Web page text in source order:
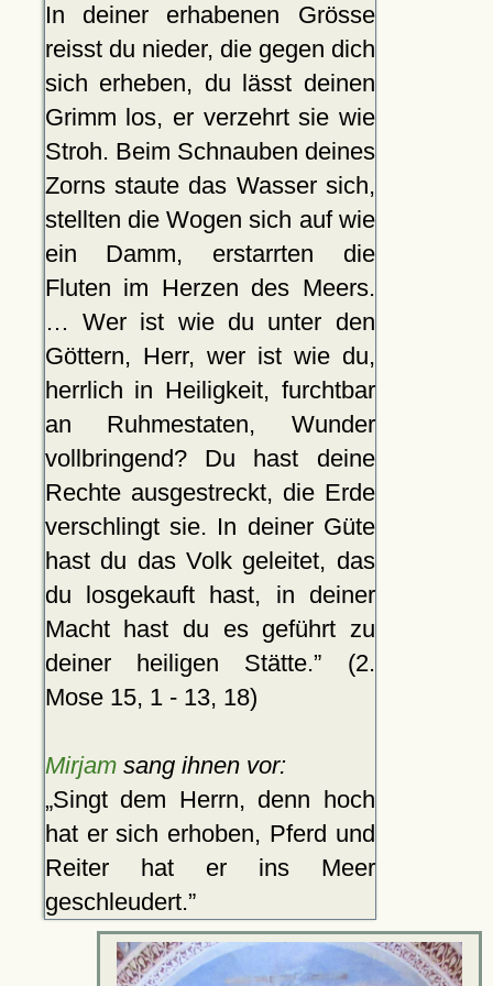
In deiner erhabenen Grösse
reisst du nieder, die gegen dich
sich erheben, du lässt deinen
Grimm los, er verzehrt sie wie
Stroh. Beim Schnauben deines
Zorns staute das Wasser sich,
stellten die Wogen sich auf wie
ein Damm, erstarrten die
Fluten im Herzen des Meers.
… Wer ist wie du unter den
Göttern, Herr, wer ist wie du,
herrlich in Heiligkeit, furchtbar
an Ruhmestaten, Wunder
vollbringend? Du hast deine
Rechte ausgestreckt, die Erde
verschlingt sie. In deiner Güte
hast du das Volk geleitet, das
du losgekauft hast, in deiner
Macht hast du es geführt zu
deiner heiligen Stätte.
(2.
Mose 15, 1 - 13, 18)
Mirjamsang ihnen vor:
Singt dem Herrn, denn hoch
hat er sich erhoben, Pferd und
Reiter hat er ins Meer
geschleudert.